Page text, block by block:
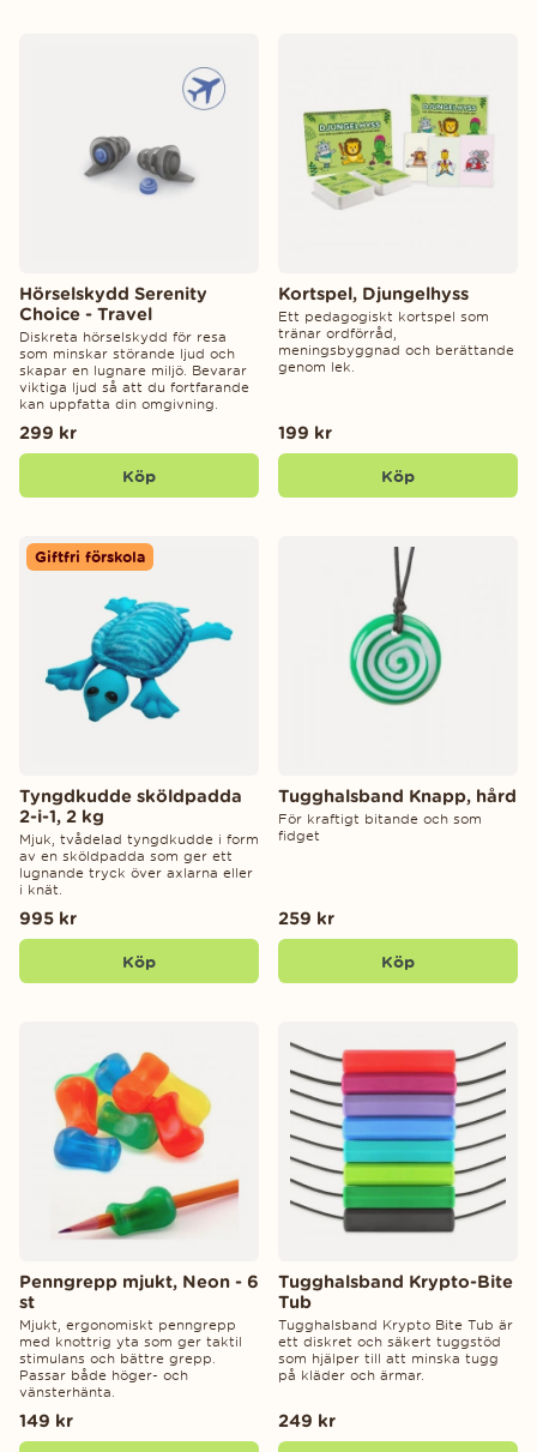
Hörselskydd Serenity
Choice - Travel
Diskreta hörselskydd för resa
som minskar störande ljud och
skapar en lugnare miljö. Bevarar
viktiga ljud så att du fortfarande
kan uppfatta din omgivning.
299 kr
Köp
Kortspel, Djungelhyss
Ett pedagogiskt kortspel som
tränar ordförråd,
meningsbyggnad och berättande
genom lek.
199 kr
Köp
Giftfri förskola
Tyngdkudde sköldpadda
2-i-1, 2 kg
Mjuk, tvådelad tyngdkudde i form
av en sköldpadda som ger ett
lugnande tryck över axlarna eller
i knät.
995 kr
Köp
Tugghalsband Knapp, hård
För kraftigt bitande och som
fidget
259 kr
Köp
Penngrepp mjukt, Neon - 6
st
Mjukt, ergonomiskt penngrepp
med knottrig yta som ger taktil
stimulans och bättre grepp.
Passar både höger- och
vänsterhänta.
149 kr
Tugghalsband Krypto-Bite
Tub
Tugghalsband Krypto Bite Tub är
ett diskret och säkert tuggstöd
som hjälper till att minska tugg
på kläder och ärmar.
249 kr